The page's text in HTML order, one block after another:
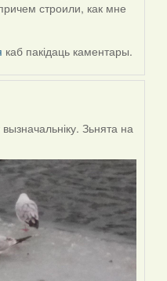
строили, как мне
каб пакідаць каментары.
Зьнята на